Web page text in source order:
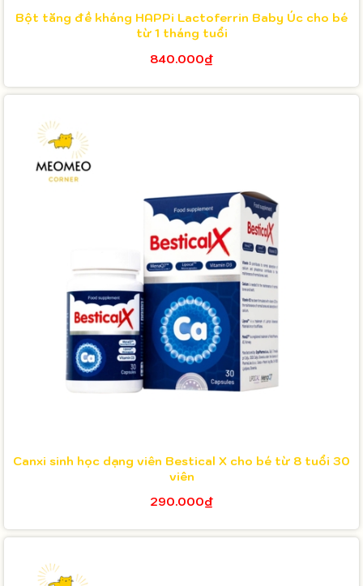
Bột tăng đề kháng HAPPi Lactoferrin Baby Úc cho bé
từ 1 tháng tuổi
840.000₫
Canxi sinh học dạng viên Bestical X cho bé từ 8 tuổi 30
viên
290.000₫